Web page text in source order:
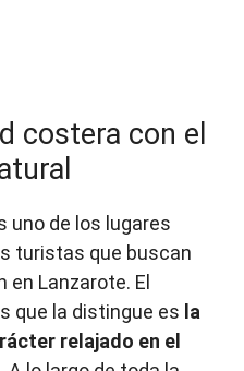
costera con el
uno de los lugares
turistas que buscan
Lanzarote. El
que la distingue es la
relajado en el